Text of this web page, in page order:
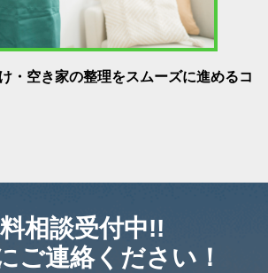
・空き家の整理をスムーズに進めるコ
相談受付中!!
ご連絡ください！